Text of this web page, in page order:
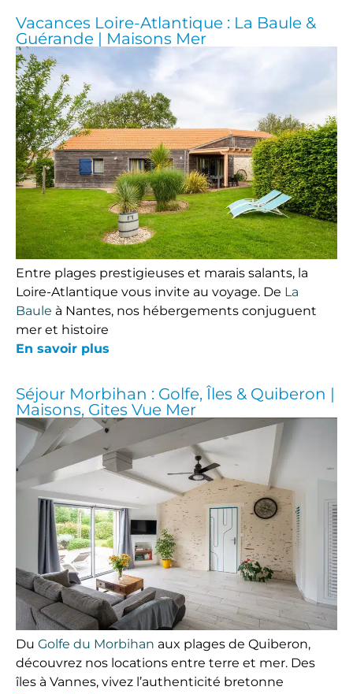
Vacances Loire-Atlantique : La Baule &
Guérande | Maisons Mer
Entre plages prestigieuses et marais salants, la
Loire-Atlantique vous invite au voyage. De La
Baule à Nantes, nos hébergements conjuguent
mer et histoire
En savoir plus
Séjour Morbihan : Golfe, Îles & Quiberon |
Maisons, Gites Vue Mer
Du Golfe du Morbihan aux plages de Quiberon,
découvrez nos locations entre terre et mer. Des
îles à Vannes, vivez l’authenticité bretonne